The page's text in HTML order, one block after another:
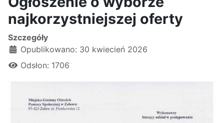
najkorzystniejszej oferty
Szczegóły
Opublikowano: 30 kwiecień 2026
Odsłon: 1706